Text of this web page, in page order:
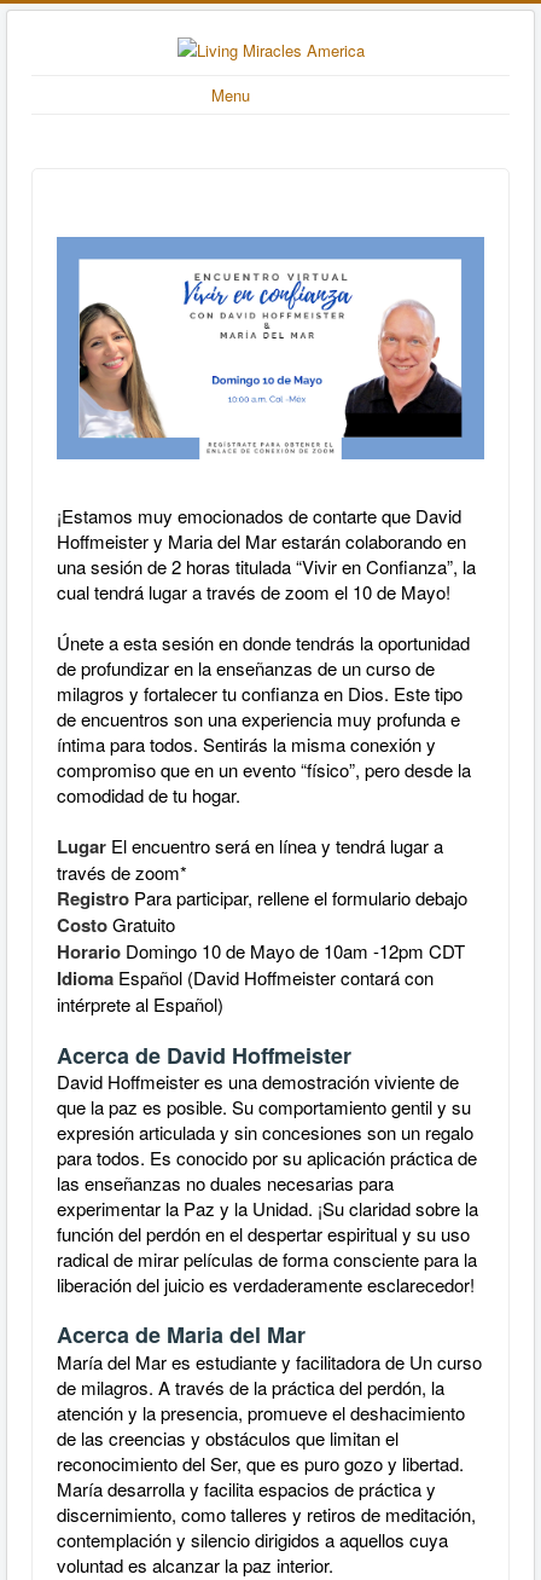
Menu
¡Estamos muy emocionados de contarte que David
Hoffmeister y Maria del Mar estarán colaborando en
una sesión de 2 horas titulada “Vivir en Confianza”, la
cual tendrá lugar a través de zoom el 10 de Mayo!
Únete a esta sesión en donde tendrás la oportunidad
de profundizar en la enseñanzas de un curso de
milagros y fortalecer tu confianza en Dios. Este tipo
de encuentros son una experiencia muy profunda e
íntima para todos. Sentirás la misma conexión y
compromiso que en un evento “físico”, pero desde la
comodidad de tu hogar.
Lugar El encuentro será en línea y tendrá lugar a
través de zoom*
Registro Para participar, rellene el formulario debajo
CostoGratuito
Horario Domingo 10 de Mayo de 10am -12pm CDT
Idioma Español (David Hoffmeister contará con
intérprete al Español)
Acerca de David Hoffmeister
David Hoffmeister es una demostración viviente de
que la paz es posible. Su comportamiento gentil y su
expresión articulada y sin concesiones son un regalo
para todos. Es conocido por su aplicación práctica de
las enseñanzas no duales necesarias para
experimentar la Paz y la Unidad. ¡Su claridad sobre la
función del perdón en el despertar espiritual y su uso
radical de mirar películas de forma consciente para la
liberación del juicio es verdaderamente esclarecedor!
Acerca de Maria del Mar
María del Mar es estudiante y facilitadora de Un curso
de milagros. A través de la práctica del perdón, la
atención y la presencia, promueve el deshacimiento
de las creencias y obstáculos que limitan el
reconocimiento del Ser, que es puro gozo y libertad.
María desarrolla y facilita espacios de práctica y
discernimiento, como talleres y retiros de meditación,
contemplación y silencio dirigidos a aquellos cuya
voluntad es alcanzar la paz interior.